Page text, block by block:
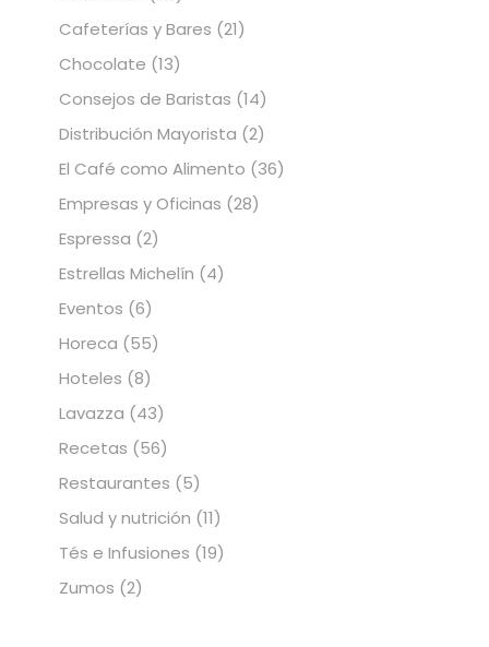
Cafeterías y Bares (21)
Chocolate (13)
Consejos de Baristas (14)
Distribución Mayorista (2)
El Café como Alimento (36)
Empresas y Oficinas (28)
Espressa (2)
Estrellas Michelín (4)
Eventos (6)
Horeca (55)
Hoteles (8)
Lavazza (43)
Recetas (56)
Restaurantes (5)
Salud y nutrición (11)
Tés e Infusiones (19)
Zumos (2)